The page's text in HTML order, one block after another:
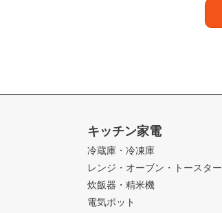
キッチン家電
冷蔵庫・冷凍庫
レンジ・オーブン・トースター
炊飯器・精米機
電気ポット